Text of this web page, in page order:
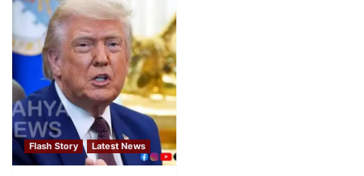
Flash Story Latest News